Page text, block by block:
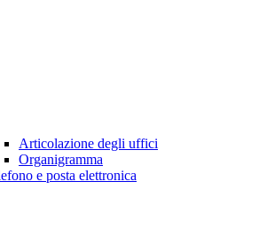
Articolazione degli uffici
Organigramma
e posta elettronica